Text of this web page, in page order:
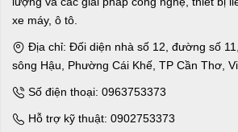
xe máy, ô tô.
Địa chỉ: Đối diện nhà số 12, đường số
sông Hậu, Phường Cái Khế, TP Cần Thơ,
Số điện thoại: 0963753373
Hỗ trợ kỹ thuật: 0902753373